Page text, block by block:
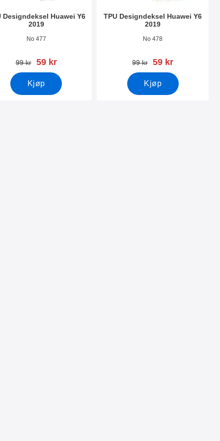
Designdeksel Huawei Y6
2019
31507
No 477
gammel pris
99 kr ny pris
59 kr
Kjøp
TPU Designdeksel Huawei Y6
2019
Varenummer 31506
No 478
gammel pris
99 kr ny pris
59 kr
Kjøp